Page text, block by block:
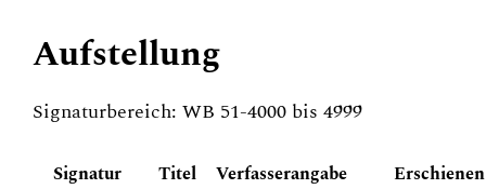
Aufstellung
Signaturbereich: WB 51-4000 bis 4999
Signatur Titel Verfasserangabe Erschienen